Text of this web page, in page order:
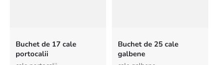
Buchet de 17 cale
portocalii
Buchet de 25 cale
galbene